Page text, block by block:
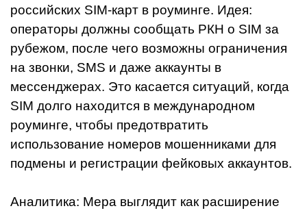
российских SIM-карт в роуминге. Идея:
операторы должны сообщать РКН о SIM за
рубежом, после чего возможны ограничения
на звонки, SMS и даже аккаунты в
мессенджерах. Это касается ситуаций, когда
SIM долго находится в международном
роуминге, чтобы предотвратить
использование номеров мошенниками для
подмены и регистрации фейковых аккаунтов.
Аналитика: Мера выглядит как расширение